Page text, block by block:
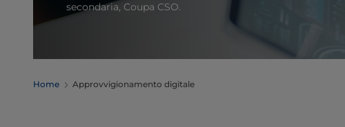
secondaria, Coupa CSO.
Home Approvvigionamento digitale